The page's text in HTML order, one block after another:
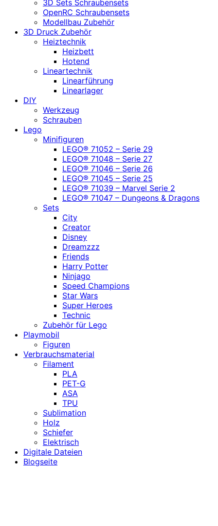
3D Sets Schraubensets
OpenRC Schraubensets
Modellbau Zubehör
3D Druck Zubehör
Heiztechnik
Heizbett
Hotend
Lineartechnik
Linearführung
Linearlager
DIY
Werkzeug
Schrauben
Lego
Minifiguren
LEGO® 71052 – Serie 29
LEGO® 71048 – Serie 27
LEGO® 71046 – Serie 26
LEGO® 71045 – Serie 25
LEGO® 71039 – Marvel Serie 2
LEGO® 71047 – Dungeons & Dragons
Sets
City
Creator
Disney
Dreamzzz
Friends
Harry Potter
Ninjago
Speed Champions
Star Wars
Super Heroes
Technic
Zubehör für Lego
Playmobil
Figuren
Verbrauchsmaterial
Filament
PLA
PET-G
ASA
TPU
Sublimation
Holz
Schiefer
Elektrisch
Digitale Dateien
Blogseite